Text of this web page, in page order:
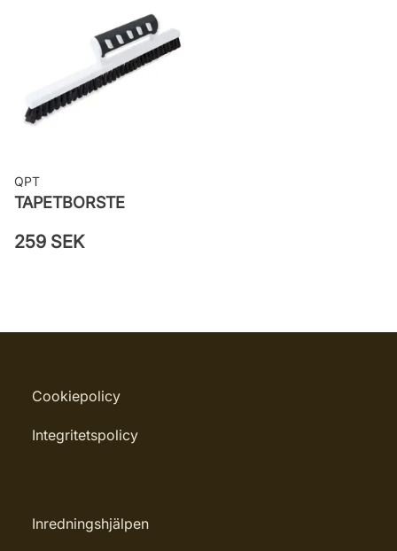
Applicering av lim: Lim strykes på
väggen
Leverantörens artikelnummer:
25133
QPT
TAPETBORSTE
259 SEK
Cookiepolicy
Integritetspolicy
Inredningshjälpen